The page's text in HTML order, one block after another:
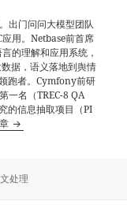
出门问问大模型团队
用。Netbase前首席
的理解和应用系统，
据，语义落地到舆情
跑者。Cymfony前研
一名（TREC-8 QA
的信息抽取项目（PI
处理